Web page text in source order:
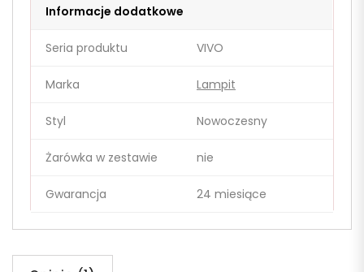
Informacje dodatkowe
Seria produktu VIVO
Marka Lampit
Styl Nowoczesny
Żarówka w zestawie nie
Gwarancja 24 miesiące